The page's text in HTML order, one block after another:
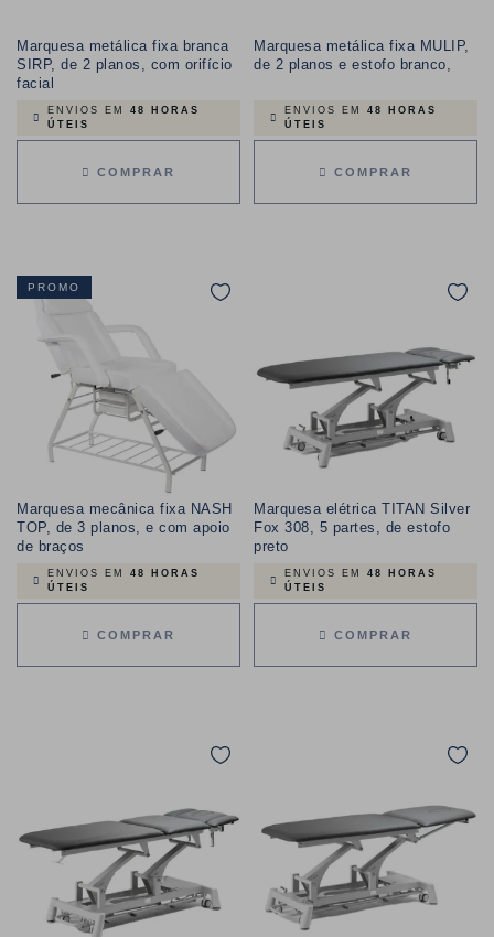
Marquesa metálica fixa branca
SIRP, de 2 planos, com orifício
facial
ENVIOS EM 48 HORAS
ÚTEIS
COMPRAR
Marquesa metálica fixa MULIP,
de 2 planos e estofo branco,
ENVIOS EM 48 HORAS
ÚTEIS
COMPRAR
PROMO
Marquesa mecânica fixa NASH
TOP, de 3 planos, e com apoio
de braços
ENVIOS EM 48 HORAS
ÚTEIS
COMPRAR
Marquesa elétrica TITAN Silver
Fox 308, 5 partes, de estofo
preto
ENVIOS EM 48 HORAS
ÚTEIS
COMPRAR